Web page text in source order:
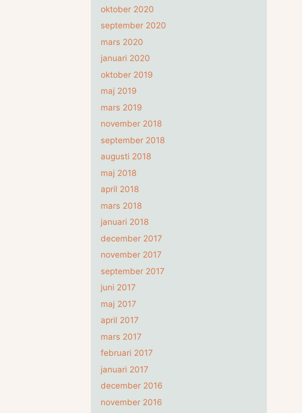
oktober 2020
september 2020
mars 2020
januari 2020
oktober 2019
maj 2019
mars 2019
november 2018
september 2018
augusti 2018
maj 2018
april 2018
mars 2018
januari 2018
december 2017
november 2017
september 2017
juni 2017
maj 2017
april 2017
mars 2017
februari 2017
januari 2017
december 2016
november 2016